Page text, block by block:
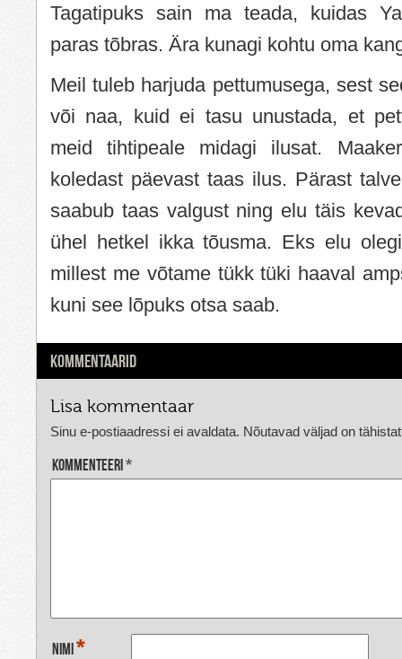
Tagatipuks sain ma teada, kuidas
paras tõbras. Ära kunagi kohtu oma
Meil tuleb harjuda pettumusega, sest
või naa, kuid ei tasu unustada, et
meid tihtipeale midagi ilusat.
koledast päevast taas ilus. Pärast
saabub taas valgust ning elu täis
ühel hetkel ikka tõusma. Eks elu
millest me võtame tükk tüki haaval
kuni see lõpuks otsa saab.
KOMMENTAARID
Lisa kommentaar
Sinu e-postiaadressi ei avaldata. Nõutavad väljad on
Kommenteeri*
Nimi*